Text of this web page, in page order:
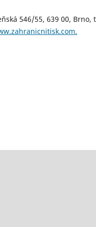
546/55, 639 00, Brno,